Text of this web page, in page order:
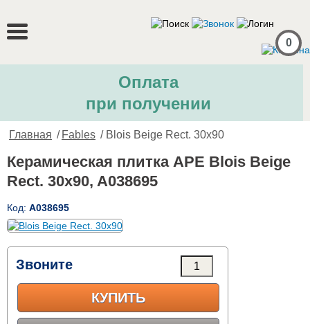
0
Оплата
при получении
Главная / Fables / Blois Beige Rect. 30x90
Керамическая плитка APE Blois Beige
Rect. 30x90, A038695
Код: A038695
Звоните
КУПИТЬ